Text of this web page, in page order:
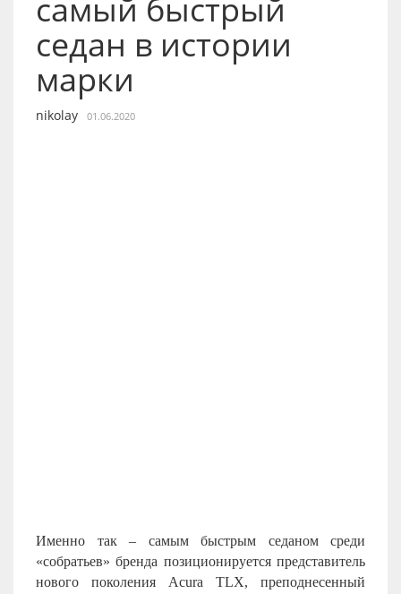
самый быстрый
седан в истории
марки
nikolay 01.06.2020
Именно так – самым быстрым седаном среди
«собратьев» бренда позиционируется представитель
нового поколения Acura TLX, преподнесенный